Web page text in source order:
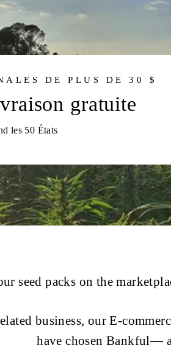
DE PLUS DE 30 $
gratuite
les 50 États
seed packs on the
business, our E-
have chosen Bankful—